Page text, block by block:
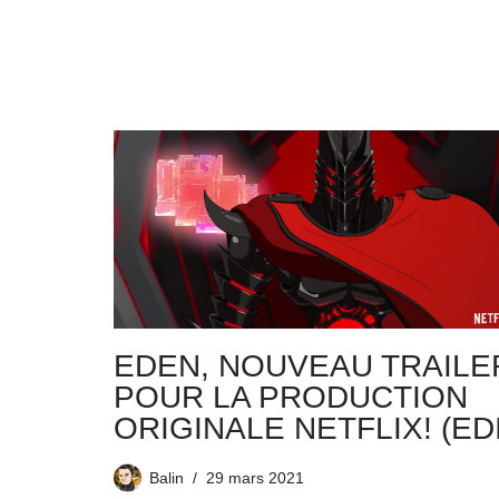
EDEN, NOUVEAU
POUR LA PRODUCTION
ORIGINALE NETFLIX!
Balin 29 mars 2021